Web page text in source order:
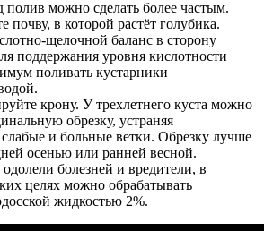
полив можно сделать более частым.
почву, в которой растёт голубика.
щелочной баланс в сторону
поддержания уровня кислотности
поливать кустарники
крону. У трехлетнего куста можно
обрезку, устраняя
и больные ветки. Обрезку лучше
осенью или ранней весной.
болезней и вредители, в
целях можно обрабатывать
жидкостью 2%.